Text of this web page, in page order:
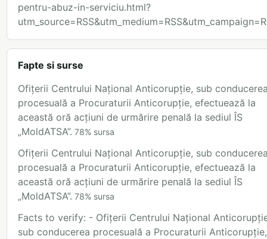
pentru-abuz-in-serviciu.html?
Fapte si surse
Ofițerii Centrului Național Anticorupție, sub
procesuală a Procuraturii Anticorupție, efectuează la
această oră acțiuni de urmărire penală la sediul ÎS
„MoldATSA”. 78% sursa
Ofițerii Centrului Național Anticorupție, sub
procesuală a Procuraturii Anticorupție, efectuează la
această oră acțiuni de urmărire penală la sediul ÎS
„MoldATSA”. 78% sursa
Facts to verify: - Ofițerii Centrului Național
sub conducerea procesuală a Procuraturii Anticorupție,